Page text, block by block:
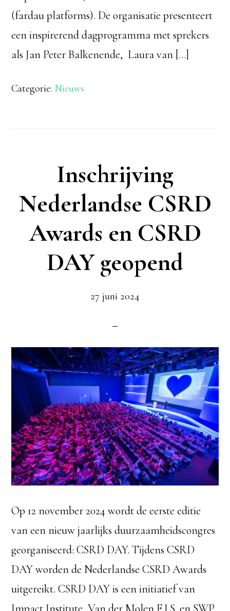
(fardau platforms). De organisatie presenteert
een inspirerend dagprogramma met sprekers
als Jan Peter Balkenende, Laura van […]
Categorie: Nieuws
Inschrijving
Nederlandse CSRD
Awards en CSRD
DAY geopend
27 juni 2024
Op 12 november 2024 wordt de eerste editie
van een nieuw jaarlijks duurzaamheidscongres
georganiseerd: CSRD DAY. Tijdens CSRD
DAY worden de Nederlandse CSRD Awards
uitgereikt. CSRD DAY is een initiatief van